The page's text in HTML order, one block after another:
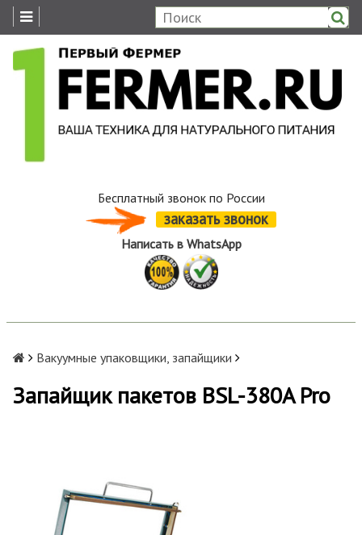
Бесплатный звонок по России
заказать звонок
Написать в WhatsApp
Вакуумные упаковщики, запайщики
Запайщик пакетов BSL-380A Pro